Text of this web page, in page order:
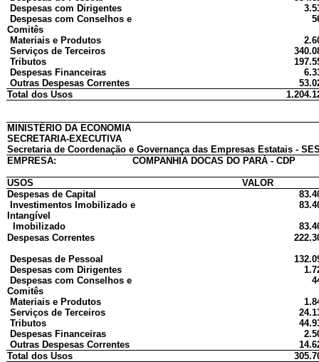
Despesas com Dirigentes
Despesas com Conselhos e
Comitês
Materiais e Produtos
Serviços de Terceiros
Tributos
Despesas Financeiras
Outras Despesas Correntes
Total dos Usos
MINISTÉRIO DA ECONOMIA
SECRETARIA-EXECUTIVA
Secretaria de Coordenação e Governança das Empresas Estatais -
EMPRESA:
COMPANHIA DOCAS DO PARÁ - CDP
USOS
VALOR
Despesas de Capital
Investimentos Imobilizado e
Intangível
Imobilizado
Despesas Correntes
Despesas de Pessoal
Despesas com Dirigentes
Despesas com Conselhos e
Comitês
Materiais e Produtos
Serviços de Terceiros
Tributos
Despesas Financeiras
Outras Despesas Correntes
Total dos Usos